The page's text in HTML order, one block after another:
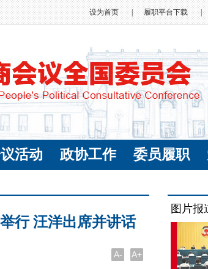
设为首页 履职平台下载 |
活动 政协工作 委员履职
行 汪洋出席并讲话
A- A+
图片报